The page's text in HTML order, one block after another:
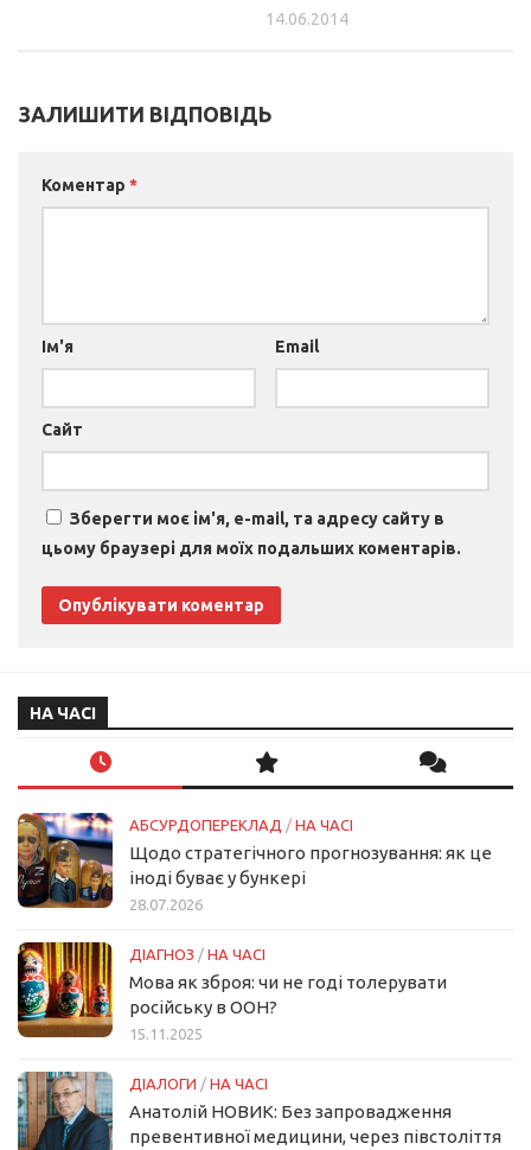
14.06.2014
ЗАЛИШИТИ ВІДПОВІДЬ
Коментар *
Ім'я Email
Сайт
Зберегти моє ім'я, e-mail, та адресу сайту в
цьому браузері для моїх подальших коментарів.
НА ЧАСІ
АБСУРДОПЕРЕКЛАД / НА ЧАСІ
Щодо стратегічного прогнозування: як це
іноді буває у бункері
28.07.2026
ДІАГНОЗ / НА ЧАСІ
Мова як зброя: чи не годі толерувати
російську в ООН?
15.11.2025
ДІАЛОГИ / НА ЧАСІ
Анатолій НОВИК: Без запровадження
превентивної медицини, через півстоліття